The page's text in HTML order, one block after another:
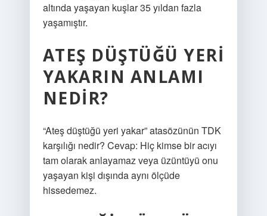
altında yaşayan kuşlar 35 yıldan fazla
yaşamıştır.
ATEŞ DÜŞTÜĞÜ YERI
YAKARIN ANLAMI
NEDIR?
“Ateş düştüğü yeri yakar” atasözünün TDK
karşılığı nedir? Cevap: Hiç kimse bir acıyı
tam olarak anlayamaz veya üzüntüyü onu
yaşayan kişi dışında aynı ölçüde
hissedemez.